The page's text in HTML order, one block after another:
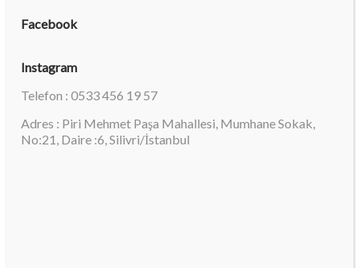
Facebook
Instagram
Telefon : 0533 456 19 57
Adres : Piri Mehmet Paşa Mahallesi, Mumhane Sokak,
No:21, Daire :6, Silivri/İstanbul